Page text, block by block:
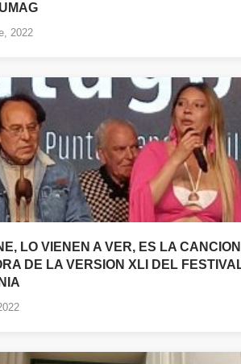
2022
LO VIENEN A VER, ES LA CANCION
DE LA VERSION XLI DEL